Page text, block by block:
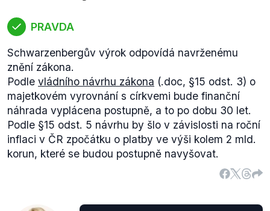
PRAVDA
Schwarzenbergův výrok odpovídá navrženému
znění zákona.
Podle vládního návrhu zákona (.doc, §15 odst. 3) o
majetkovém vyrovnání s církvemi bude finanční
náhrada vyplácena postupně, a to po dobu 30 let.
Podle §15 odst. 5 návrhu by šlo v závislosti na roční
inflaci v ČR zpočátku o platby ve výši kolem 2 mld.
korun, které se budou postupně navyšovat.